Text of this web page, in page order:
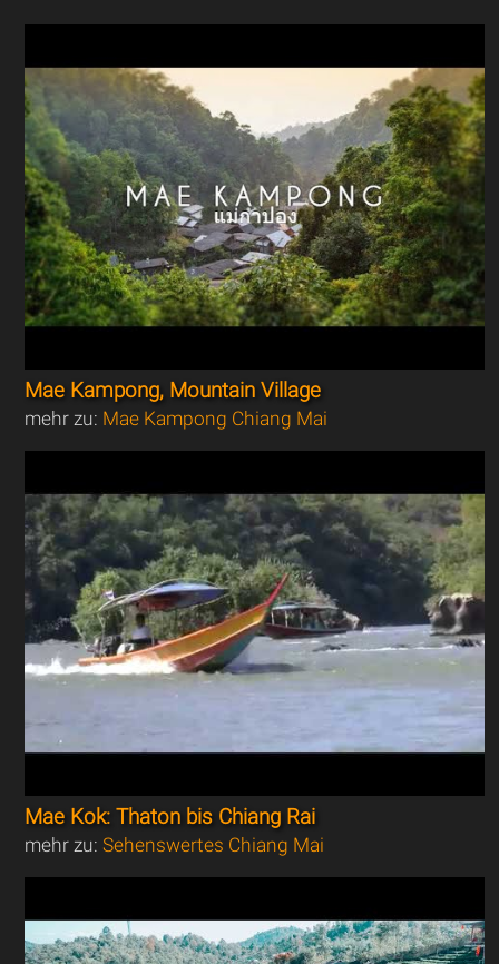
Mae Kampong, Mountain Village
mehr zu: Mae Kampong Chiang Mai
Mae Kok: Thaton bis Chiang Rai
mehr zu:Sehenswertes Chiang Mai